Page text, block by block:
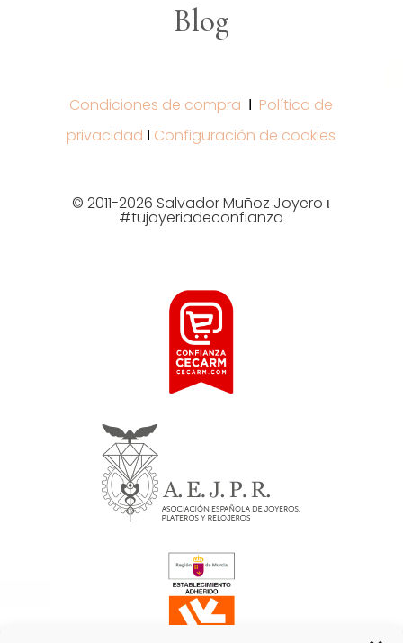
Blog
Condiciones de compra Ι Política de
privacidad Ι Configuración de cookies
© 2011-2026 Salvador Muñoz Joyero ι
#tujoyeriadeconfianza